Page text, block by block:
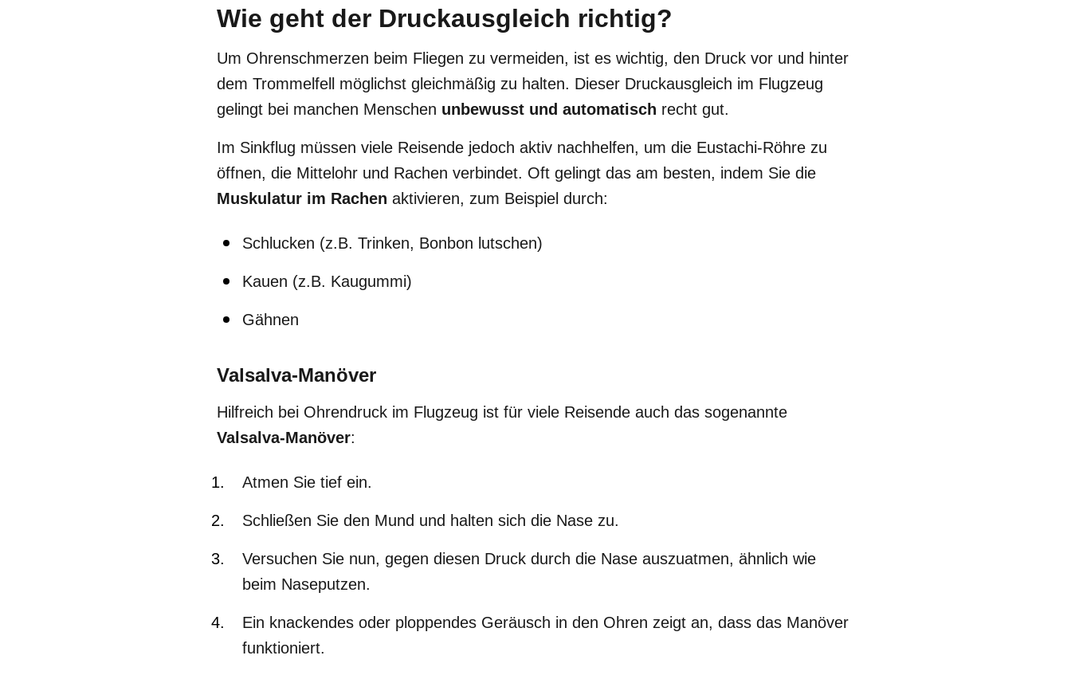
Wie geht der Druckausgleich richtig?
Um Ohrenschmerzen beim Fliegen zu vermeiden, ist es wichtig, den Druck vor und hinter
dem Trommelfell möglichst gleichmäßig zu halten. Dieser Druckausgleich im Flugzeug
gelingt bei manchen Menschen unbewusst und automatisch recht gut.
Im Sinkflug müssen viele Reisende jedoch aktiv nachhelfen, um die Eustachi-Röhre zu
öffnen, die Mittelohr und Rachen verbindet. Oft gelingt das am besten, indem Sie die
Muskulatur im Rachen aktivieren, zum Beispiel durch:
Schlucken (z.B. Trinken, Bonbon lutschen)
Kauen (z.B. Kaugummi)
Gähnen
Valsalva-Manöver
Hilfreich bei Ohrendruck im Flugzeug ist für viele Reisende auch das sogenannte
Valsalva-Manöver:
Atmen Sie tief ein.
Schließen Sie den Mund und halten sich die Nase zu.
Versuchen Sie nun, gegen diesen Druck durch die Nase auszuatmen, ähnlich wie
beim Naseputzen.
Ein knackendes oder ploppendes Geräusch in den Ohren zeigt an, dass das Manöver
funktioniert.